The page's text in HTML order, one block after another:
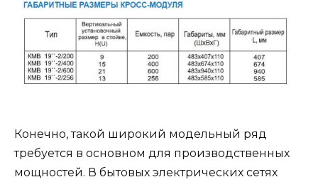
Конечно, такой широкий модельный ряд
требуется в основном для производственных
мощностей. В бытовых электрических сетях